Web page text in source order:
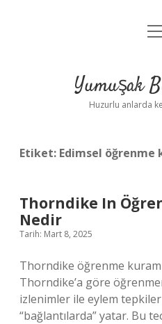
Yasal
Yumuşak
Huzurlu anlarda
Etiket: Edimsel öğrenme
Thorndike In
Nedir
Tarih: Mart 8, 2025
Thorndike öğrenme
Thorndike’a göre
izlenimler ile eylem
“bağlantılarda” yatar. Bu